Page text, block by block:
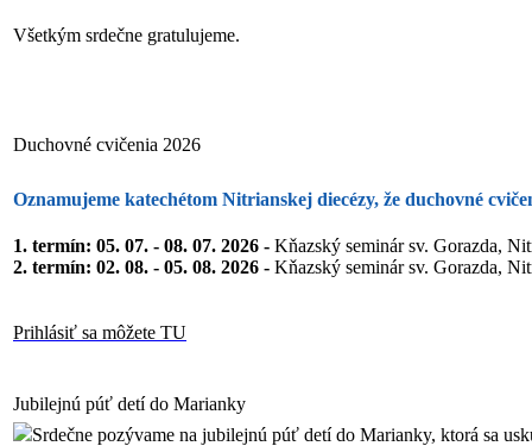
Všetkým srdečne gratulujeme.
Duchovné cvičenia 2026
Oznamujeme katechétom Nitrianskej diecézy, že duchovné
1. termín: 05. 07. - 08. 07. 2026 - Kňazský seminár sv. Gorazda,
2. termín: 02. 08. - 05. 08. 2026 - Kňazský seminár sv. Gorazda,
Prihlásiť sa môžete TU
Jubilejnú púť detí do Marianky
Srdečne pozývame na jubilejnú púť detí do Marianky, ktorá sa